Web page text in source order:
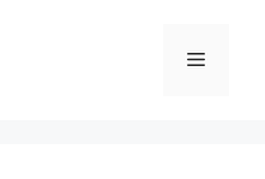
Menu